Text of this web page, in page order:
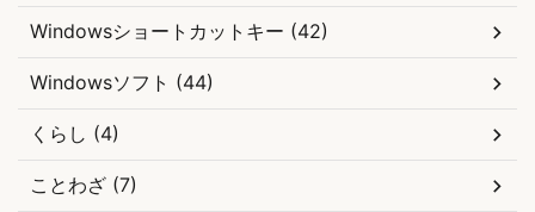
Windowsショートカットキー (42)
Windowsソフト (44)
くらし (4)
ことわざ (7)